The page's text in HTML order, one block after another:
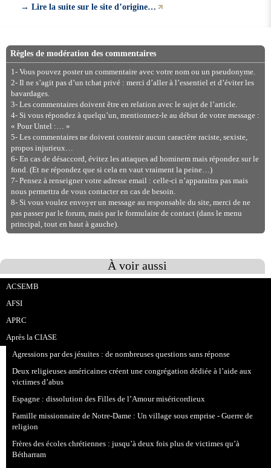
→Lire la suite sur le site d’origine…
Règles de modération des commentaires
1- Vous pouvez poster un commentaire avec votre nom ou un pseudonyme.
2- Il ne s’agit pas d’un tchat privé : merci d’aller à l’essentiel et d’éviter les
bavardages.
3- Les commentaires doivent être en relation avec le sujet de l’article.
4- Si vous répondez à quelqu’un, mentionnez-le au début de votre message :
« Pour Untel :… »
5- Les commentaires ne doivent contenir aucun caractère raciste, sexiste,
propos injurieux…
6- En cas de désaccord, évitez les attaques ad hominem mais répondez sur le
fond. (Et ne répondez que si cela en vaut vraiment la peine…)
7- Pensez à renseigner votre adresse email : celle-ci n’apparaitra pas mais
nous permettra de vous contacter en cas de besoin.
8- Si vous voulez envoyer un message au responsable du site, merci de ne
pas passer par le forum, mais par le formulaire de contact (dans le menu
principal, tout en haut à gauche).
À voir aussi
ACSEMB
AFSI
APRC
Après la CIASE
Agressions par des jésuites : de nombreuses questions sans réponse
Deux religieuses américaines créent une congrégation dédiée à l’aide aux
victimes d’abus
Espagne : dissolution des Filles de l’Amour miséricordieux
Famille missionnaire de Notre-Dame : Un village sous emprise - Guerre de
religion
Frères des écoles chrétiennes : jusqu’à deux fois plus de victimes qu’à
Bétharram